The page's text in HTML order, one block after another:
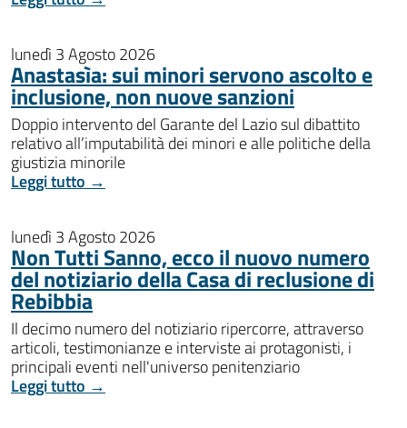
lunedì 3 Agosto 2026
Anastasìa: sui minori servono ascolto e
inclusione, non nuove sanzioni
Doppio intervento del Garante del Lazio sul dibattito
relativo all’imputabilità dei minori e alle politiche della
giustizia minorile
Leggi tutto →
lunedì 3 Agosto 2026
Non Tutti Sanno, ecco il nuovo numero
del notiziario della Casa di reclusione di
Rebibbia
Il decimo numero del notiziario ripercorre, attraverso
articoli, testimonianze e interviste ai protagonisti, i
principali eventi nell'universo penitenziario
Leggi tutto →